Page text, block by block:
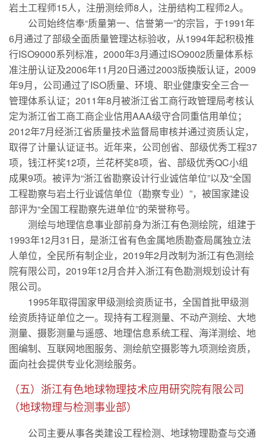
岩土工程师15人，注册测绘师8人，注册结构工程师2人。
公司始终信奉“质量第一、信誉第一”的宗旨，于1991年
6月通过了部级全面质量管理达标验收，从1994年起积极推
行ISO9000系列标准，2000年3月通过ISO9002质量体系标
准注册认证及2006年11月20日通过2003版换版认证，2009
年9月，公司通过了ISO质量、环境、职业健康安全三合一
管理体系认证；2011年8月被浙江省工商行政管理局考核认
定为浙江省工商工商企业信用AAA级守合同重信用单位；
2012年7月经浙江省质量技术监督局审核并通过资质认定，
取得了计量认证证书。近年来，公司创省、部级优秀工程37
项，钱江杯奖12项，兰花杯奖8项，省、部级优秀QC小组
成果9项。被评为“浙江省勘察设计行业诚信单位”以及“全国
工程勘察与岩土行业诚信单位（勘察专业）”，被国家建设
部评为“全国工程勘察先进单位”的荣誉称号。
测绘与地理信息事业部前身为浙江有色测绘院，组建于
1993年12月31日，是浙江省有色金属地质勘查局属独立法
人单位，全民所有制企业，2019年2月改制为浙江有色测绘
院有限公司，2019年12月合并入浙江有色勘测规划设计有
限公司。
1995年取得国家甲级测绘资质证书，全国首批甲级测
绘资质持证单位之一。现持有工程测量、不动产测绘、大地
测量、摄影测量与遥感、地理信息系统工程、海洋测绘、地
图编制、互联网地图服务、测绘航空摄影等九项测绘资质，
面向社会提供专业化测绘服务。
（五）浙江有色地球物理技术应用研究院有限公司
（地球物理与检测事业部）
公司主要从事各类建设工程检测、地球物理勘查与交通